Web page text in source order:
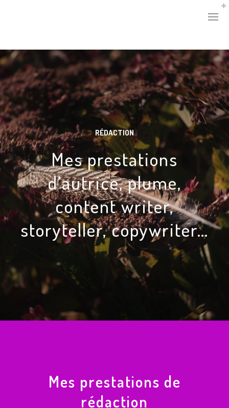
RÉDACTION
Mes prestations
d’autrice, plume,
content writer,
storyteller, copywriter…
Mes prestations de
rédaction